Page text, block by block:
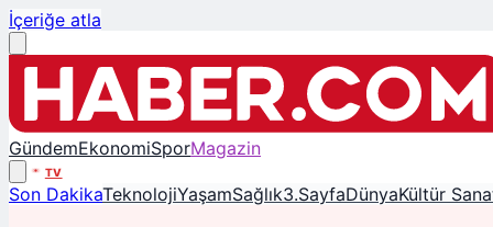
İçeriğe atla
GündemEkonomiSporMagazin
TV
Son DakikaTeknolojiYaşamSağlık3.SayfaDünyaKültür